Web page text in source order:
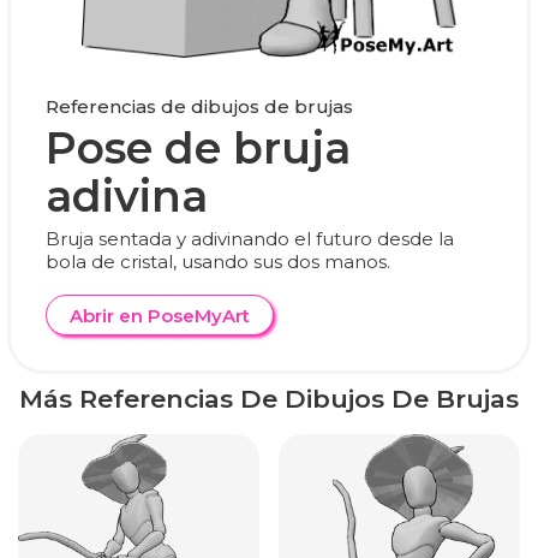
Referencias de dibujos de brujas
Pose de bruja
adivina
Bruja sentada y adivinando el futuro desde la
bola de cristal, usando sus dos manos.
Abrir en PoseMyArt
Más Referencias De Dibujos De Brujas